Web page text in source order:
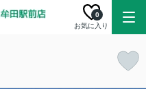
お気に入り
0